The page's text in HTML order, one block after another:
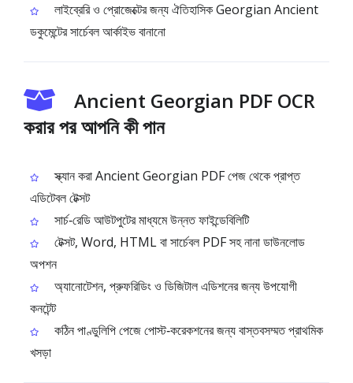
লাইব্রেরি ও প্রোজেক্টের জন্য ঐতিহাসিক Georgian Ancient
ডকুমেন্টের সার্চেবল আর্কাইভ বানানো
Ancient Georgian PDF OCR
করার পর আপনি কী পান
স্ক্যান করা Ancient Georgian PDF পেজ থেকে প্রাপ্ত
এডিটেবল টেক্সট
সার্চ‑রেডি আউটপুটের মাধ্যমে উন্নত ফাইন্ডেবিলিটি
টেক্সট, Word, HTML বা সার্চেবল PDF সহ নানা ডাউনলোড
অপশন
অ্যানোটেশন, প্রুফরিডিং ও ডিজিটাল এডিশনের জন্য উপযোগী
কনটেন্ট
কঠিন পাণ্ডুলিপি পেজে পোস্ট‑করেকশনের জন্য বাস্তবসম্মত প্রাথমিক
খসড়া